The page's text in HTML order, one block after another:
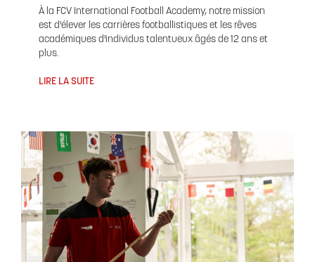
À la FCV International Football Academy, notre mission
est d'élever les carrières footballistiques et les rêves
académiques d'individus talentueux âgés de 12 ans et
plus.
LIRE LA SUITE